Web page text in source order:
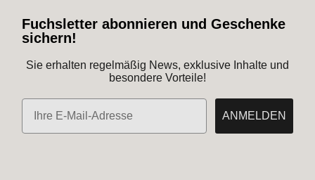
Fuchsletter abonnieren und Geschenke
sichern!
Sie erhalten regelmäßig News, exklusive Inhalte und
besondere Vorteile!
E-Mail
ANMELDEN